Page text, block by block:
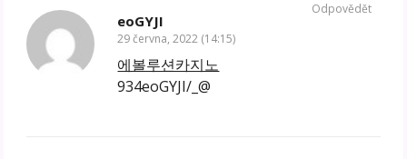
eoGYJI
29 června, 2022 (14:15)
에볼루션카지노
934eoGYJI/_@
Odpovědět